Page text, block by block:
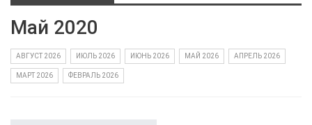
Май 2020
АВГУСТ 2026 ИЮЛЬ 2026 ИЮНЬ 2026 МАЙ 2026 АПРЕЛЬ 2026
МАРТ 2026 ФЕВРАЛЬ 2026